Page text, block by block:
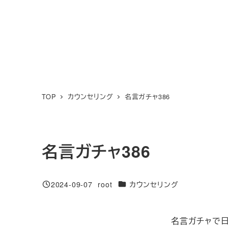
TOP カウンセリング 名言ガチャ386
名言ガチャ386
投稿日
2024-09-07
著
root カテゴリー
カウンセリング
名言ガチャで